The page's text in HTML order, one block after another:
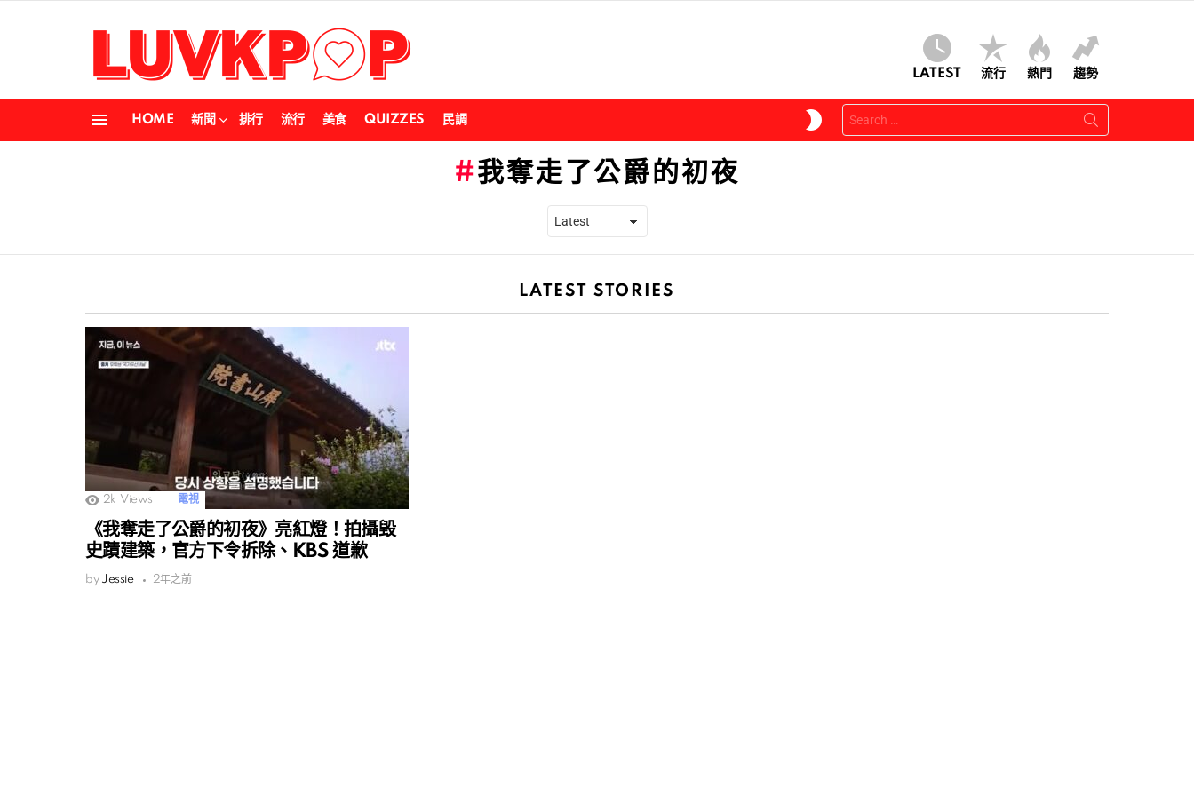
LATEST 流行 熱門 趨勢
HOME 新聞 排行 流行 美食 QUIZZES 民調
SKIN
Search
for:
我奪走了公爵的初夜
LATEST STORIES
2k Views 電視
《我奪走了公爵的初夜》亮紅燈！拍攝毀
史蹟建築，官方下令拆除、KBS 道歉
by Jessie 2年之前